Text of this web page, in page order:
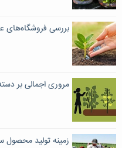
بررسی فروشگاه‌های
مروری اجمالی بر
زمینه تولید محصول